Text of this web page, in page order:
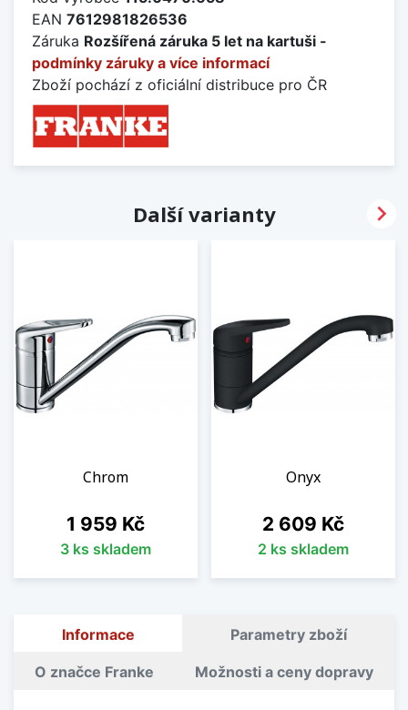
EAN 7612981826536
Záruka Rozšířená záruka 5 let na kartuši -
podmínky záruky a více informací
Zboží pochází z oficiální distribuce pro ČR
Další varianty
Chrom
Cena
1 959 Kč
3 ks skladem
Onyx
Cena
2 609 Kč
2 ks skladem

Informace Parametry zboží
O značce Franke Možnosti a ceny dopravy